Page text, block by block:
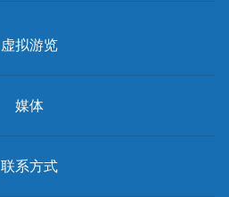
虚拟游览
媒体
联系方式